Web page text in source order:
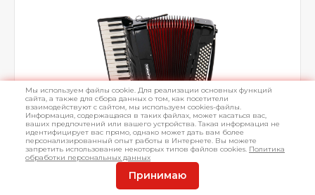
Аккордеон Aurora C80-3
37 клавиш, 80 басовых кнопок, регистры 7/3, голоса
Мы используем файлы cookie. Для реализации основных функций
сайта, а также для сбора данных о том, как посетители
взаимодействуют с сайтом, мы используем cookies-файлы.
Информация, содержащаяся в таких файлах, может касаться вас,
ваших предпочтений или вашего устройства. Такая информация не
идентифицирует вас прямо, однако может дать вам более
персонализированный опыт работы в Интернете. Вы можете
запретить использование некоторых типов файлов cookies. Политика
обработки персональных данных
Принимаю